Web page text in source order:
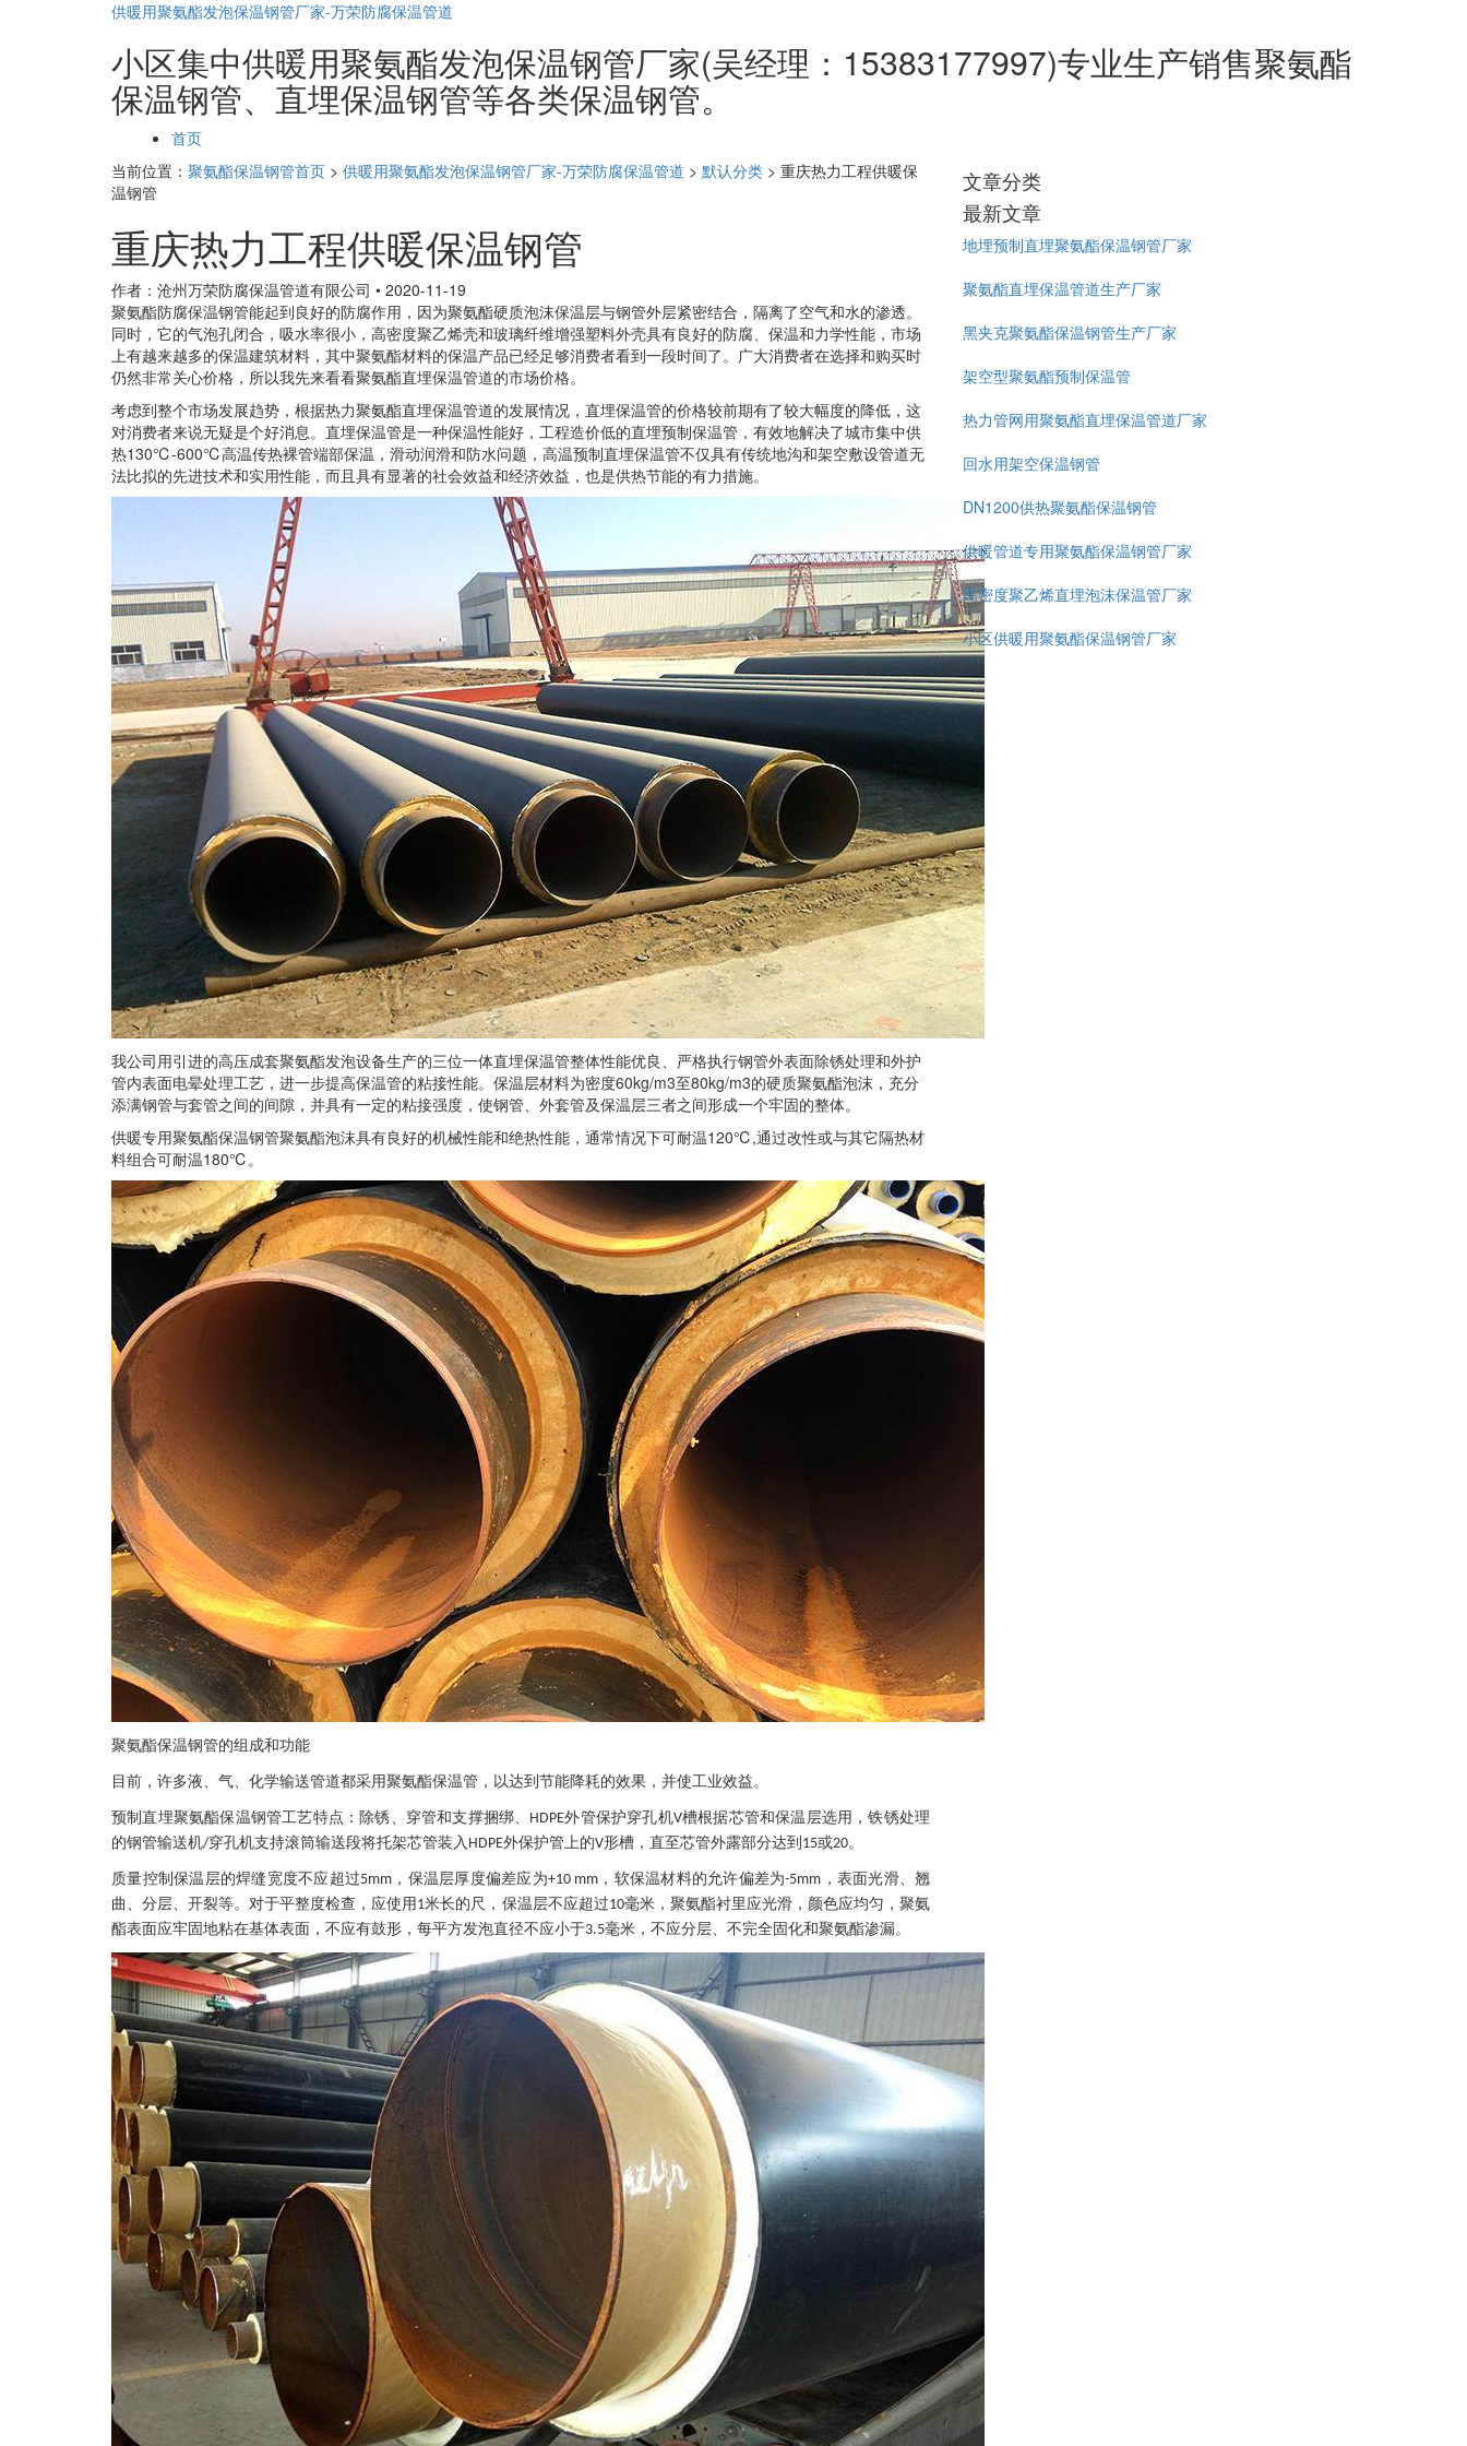
供暖用聚氨酯发泡保温钢管厂家-万荣防腐保温管道
小区集中供暖用聚氨酯发泡保温钢管厂家(吴经理：15383177997)专业生产销售聚氨酯
保温钢管、直埋保温钢管等各类保温钢管。
面
导
航
首页
当前位置： 聚氨酯保温钢管首页 > 供暖用聚氨酯发泡保温钢管厂家-万荣防腐保温管道 > 默认分类 > 重庆热力工程供暖保
温钢管
重庆热力工程供暖保温钢管
作者：沧州万荣防腐保温管道有限公司 • 2020-11-19
聚氨酯防腐保温钢管能起到良好的防腐作用，因为聚氨酯硬质泡沫保温层与钢管外层紧密结合，隔离了空气和水的渗透。
同时，它的气泡孔闭合，吸水率很小，高密度聚乙烯壳和玻璃纤维增强塑料外壳具有良好的防腐、保温和力学性能，市场
上有越来越多的保温建筑材料，其中聚氨酯材料的保温产品已经足够消费者看到一段时间了。广大消费者在选择和购买时
仍然非常关心价格，所以我先来看看聚氨酯直埋保温管道的市场价格。
考虑到整个市场发展趋势，根据热力聚氨酯直埋保温管道的发展情况，直埋保温管的价格较前期有了较大幅度的降低，这
对消费者来说无疑是个好消息。直埋保温管是一种保温性能好，工程造价低的直埋预制保温管，有效地解决了城市集中供
热130℃-600℃高温传热裸管端部保温，滑动润滑和防水问题，高温预制直埋保温管不仅具有传统地沟和架空敷设管道无
法比拟的先进技术和实用性能，而且具有显著的社会效益和经济效益，也是供热节能的有力措施。
我公司用引进的高压成套聚氨酯发泡设备生产的三位一体直埋保温管整体性能优良、严格执行钢管外表面除锈处理和外护
管内表面电晕处理工艺，进一步提高保温管的粘接性能。保温层材料为密度60kg/m3至80kg/m3的硬质聚氨酯泡沫，充分
添满钢管与套管之间的间隙，并具有一定的粘接强度，使钢管、外套管及保温层三者之间形成一个牢固的整体。
供暖专用聚氨酯保温钢管聚氨酯泡沫具有良好的机械性能和绝热性能，通常情况下可耐温120℃,通过改性或与其它隔热材
料组合可耐温180℃。
聚氨酯保温钢管的组成和功能
目前，许多液、气、化学输送管道都采用聚氨酯保温管，以达到节能降耗的效果，并使工业效益。
预制直埋聚氨酯保温钢管工艺特点：除锈、穿管和支撑捆绑、 HDPE外管保护穿孔机V槽根据芯管和保温层选用，铁锈处理
的钢管输送机/穿孔机支持滚筒输送段将托架芯管装入 HDPE外保护管上的V形槽，直至芯管外露部分达到 15或20。
质量控制保温层的焊缝宽度不应超过5mm ，保温层厚度偏差应为+10 mm ，软保温材料的允许偏差为-5mm ，表面光滑、翘
曲、分层、开裂等。对于平整度检查，应使用 1米长的尺，保温层不应超过10毫米，聚氨酯衬里应光滑，颜色应均匀，聚氨
酯表面应牢固地粘在基体表面，不应有鼓形，每平方发泡直径不应小于3.5毫米，不应分层、不完全固化和聚氨酯渗漏。
文章分类
最新文章
地埋预制直埋聚氨酯保温钢管厂家
聚氨酯直埋保温管道生产厂家
黑夹克聚氨酯保温钢管生产厂家
架空型聚氨酯预制保温管
热力管网用聚氨酯直埋保温管道厂家
回水用架空保温钢管
DN1200供热聚氨酯保温钢管
供暖管道专用聚氨酯保温钢管厂家
高密度聚乙烯直埋泡沫保温管厂家
小区供暖用聚氨酯保温钢管厂家